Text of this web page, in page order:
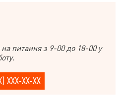
питання з 9-00 до 18-00 у
XXX-XX-XX